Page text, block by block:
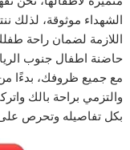
الشهداء موثوقة، لذلك
اللازمة لضمان راحة
حاضنة اطفال جنوب
مع جميع ظروفك، بدءًا من
والتزمي براحة بالك
بكل تفاصيله وتحرص على